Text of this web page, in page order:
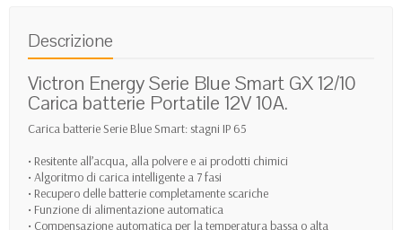
Descrizione
Victron Energy Serie Blue Smart GX 12/10
Carica batterie Portatile 12V 10A.
Carica batterie Serie Blue Smart: stagni IP 65
• Resitente all’acqua, alla polvere e ai prodotti chimici
• Algoritmo di carica intelligente a 7 fasi
• Recupero delle batterie completamente scariche
• Funzione di alimentazione automatica
• Compensazione automatica per la temperatura bassa o alta